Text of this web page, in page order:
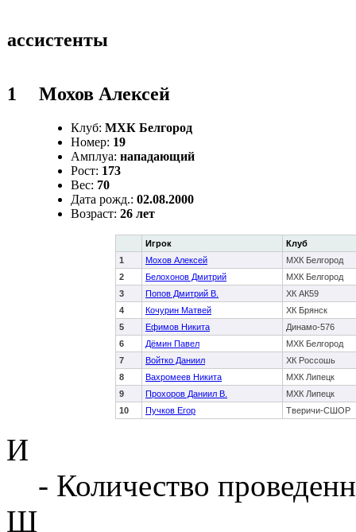
ассистенты
1 Мохов Алексей
Клуб: МХК Белгород
Номер: 19
Амплуа: нападающий
Рост: 173
Вес: 70
Дата рожд.: 02.08.2000
Возраст: 26 лет
Игрок
Клуб
1
Мохов Алексей
МХК Белгород
2
Белохонов Дмитрий
МХК Белгород
3
Попов Дмитрий В.
ХК АК59
4
Кочурин Матвей
ХК Брянск
5
Ефимов Никита
Динамо-576
6
Дёмин Павел
МХК Белгород
7
Войтко Даниил
ХК Россошь
8
Вахромеев Никита
МХК Липецк
9
Прохоров Даниил В.
МХК Липецк
10
Пучков Егор Тверичи-СШОР
И
- Количество
Ш